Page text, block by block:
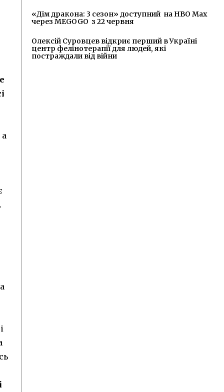
«Дім дракона: 3 сезон» доступний на HBO Max
через MEGOGO з 22 червня
Олексій Суровцев відкриє перший в Україні
центр фелінотерапії для людей, які
постраждали від війни